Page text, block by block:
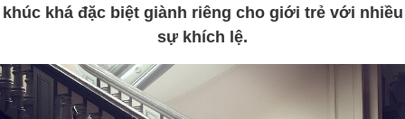
khúc khá đặc biệt giành riêng cho giới trẻ với nhiều
sự khích lệ.